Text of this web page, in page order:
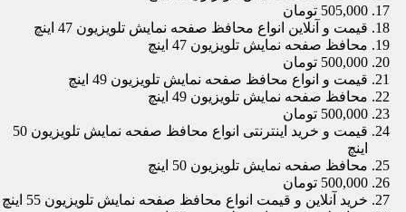
505,000 تومان
قیمت و آنلاین انواع محافظ صفحه نمایش تلویزیون 47 اینچ
محافظ صفحه نمایش تلویزیون 47 اینچ
500,000 تومان
قیمت و انواع محافظ صفحه نمایش تلویزیون 49 اینچ
محافظ صفحه نمایش تلویزیون 49 اینچ
500,000 تومان
قیمت و خرید اینترنتی انواع محافظ صفحه نمایش تلویزیون 50
اینچ
محافظ صفحه نمایش تلویزیون 50 اینچ
500,000 تومان
خرید آنلاین و قیمت انواع محافظ صفحه نمایش تلویزیون 55 اینچ